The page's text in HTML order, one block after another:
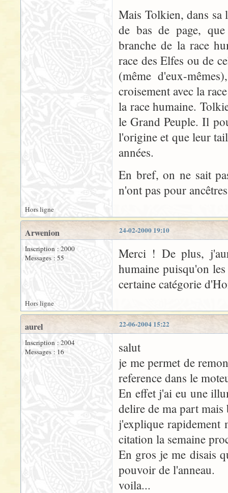
Mais Tolkien, dans
de bas de page,
branche de la race
race des Elfes ou de
(même d'eux-
croisement avec la
la race humaine.
le Grand Peuple. Il
l'origine et que leur
années.
En bref, on ne sait
n'ont pas pour
Hors ligne
24-02-2000 19:10
Arwenion
Inscription : 2000
Messages : 55
Merci ! De plus,
humaine puisqu'on
certaine catégorie
Hors ligne
22-06-2004 15:22
aurel
Inscription : 2004
Messages : 16
salut
je me permet de
reference dans le
En effet j'ai eu une
delire de ma part mais
j'explique rapidement
citation la semaine
En gros je me disais
pouvoir de l'anneau.
voila...